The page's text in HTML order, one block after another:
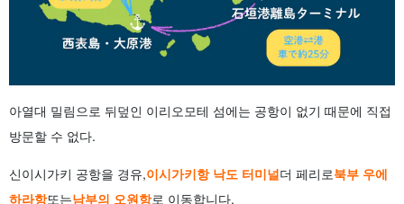
아열대 밀림으로 뒤덮인 이리오모테 섬에는 공항이 없기 때문에 직접
방문할 수 없다.
신이시가키 공항을 경유,이시가키항 낙도 터미널더 페리로북부 우에
하라항또는남부의 오원항로 이동합니다.